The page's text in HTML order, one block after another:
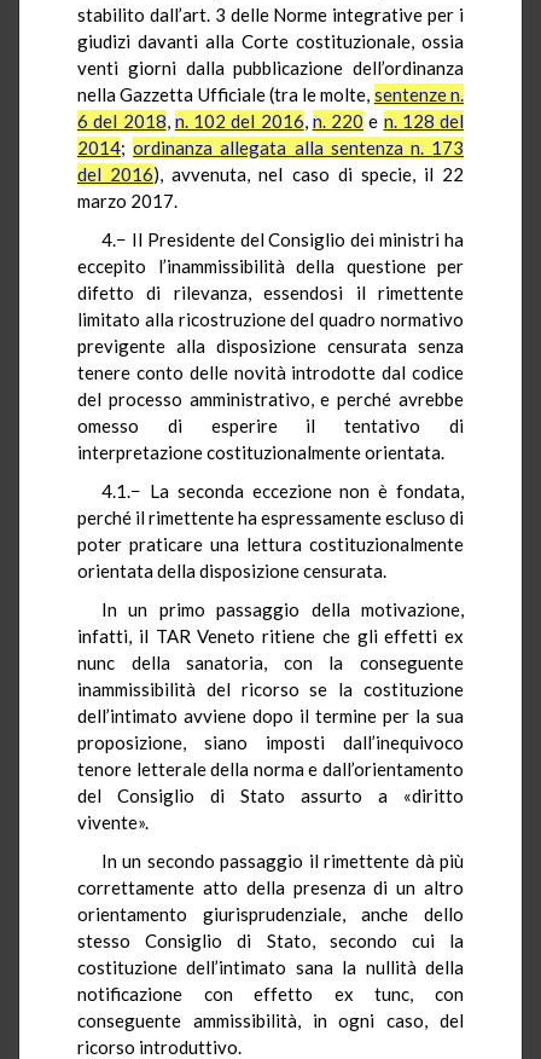
stabilito dall’art. 3 delle Norme integrative per i
giudizi davanti alla Corte costituzionale, ossia
venti giorni dalla pubblicazione dell’ordinanza
nella Gazzetta Ufficiale (tra le molte, sentenze n.
6 del 2018, n. 102 del 2016, n. 220 e n. 128 del
2014;ordinanza allegata alla sentenza n. 173
del 2016), avvenuta, nel caso di specie, il 22
marzo 2017.
4.− Il Presidente del Consiglio dei ministri ha
eccepito l’inammissibilità della questione per
difetto di rilevanza, essendosi il rimettente
limitato alla ricostruzione del quadro normativo
previgente alla disposizione censurata senza
tenere conto delle novità introdotte dal codice
del processo amministrativo, e perché avrebbe
omesso di esperire il tentativo di
interpretazione costituzionalmente orientata.
4.1.− La seconda eccezione non è fondata,
perché il rimettente ha espressamente escluso di
poter praticare una lettura costituzionalmente
orientata della disposizione censurata.
In un primo passaggio della motivazione,
infatti, il TAR Veneto ritiene che gli effetti ex
nunc della sanatoria, con la conseguente
inammissibilità del ricorso se la costituzione
dell’intimato avviene dopo il termine per la sua
proposizione, siano imposti dall’inequivoco
tenore letterale della norma e dall’orientamento
del Consiglio di Stato assurto a «diritto
vivente».
In un secondo passaggio il rimettente dà più
correttamente atto della presenza di un altro
orientamento giurisprudenziale, anche dello
stesso Consiglio di Stato, secondo cui la
costituzione dell’intimato sana la nullità della
notificazione con effetto ex tunc, con
conseguente ammissibilità, in ogni caso, del
ricorso introduttivo.